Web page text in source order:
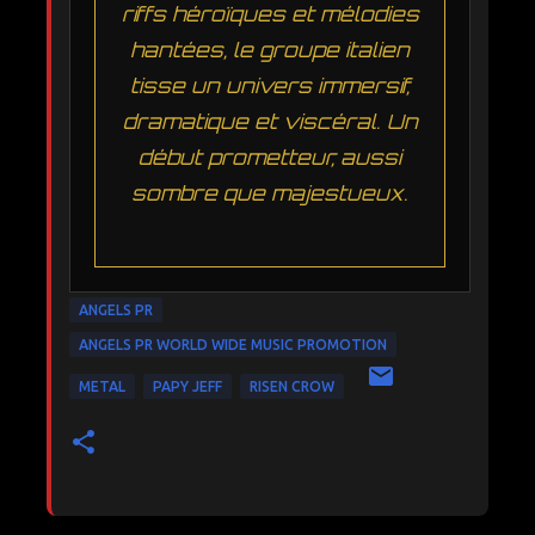
riffs héroïques et mélodies
hantées, le groupe italien
tisse un univers immersif,
dramatique et viscéral. Un
début prometteur, aussi
sombre que majestueux.
ANGELS PR
ANGELS PR WORLD WIDE MUSIC PROMOTION
METAL PAPY JEFF RISEN CROW